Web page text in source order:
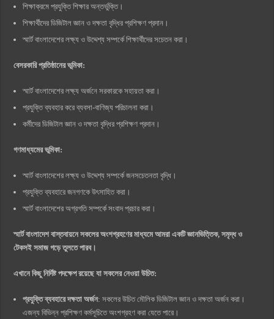
শিক্ষাক্রমে প্রযুক্তি শিক্ষার অন্তর্ভুক্তি।
শিক্ষার্থীদের ডিজিটাল জ্ঞান ও দক্ষতা বৃদ্ধির প্রশিক্ষণ প্রদান।
স্মার্ট বাংলাদেশের লক্ষ্য ও উদ্দেশ্য সম্পর্কে শিক্ষার্থীদের সচেতন করা।
বেসরকারি প্রতিষ্ঠানের ভূমিকা:
স্মার্ট বাংলাদেশের লক্ষ্য অর্জনে সরকারকে সহায়তা করা।
প্রযুক্তি ব্যবহার করে ব্যবসা-বাণিজ্য পরিচালনা করা।
কর্মীদের ডিজিটাল জ্ঞান ও দক্ষতা বৃদ্ধির প্রশিক্ষণ প্রদান।
গণমাধ্যমের ভূমিকা:
স্মার্ট বাংলাদেশের লক্ষ্য ও উদ্দেশ্য সম্পর্কে জনসচেতনতা বৃদ্ধি।
প্রযুক্তি ব্যবহারে জনগণকে উৎসাহিত করা।
স্মার্ট বাংলাদেশের অগ্রগতি সম্পর্কে সংবাদ প্রচার করা।
স্মার্ট বাংলাদেশ বাস্তবায়নে সকলের অংশগ্রহণের মাধ্যমে আমরা একটি জ্ঞানভিত্তিক, সমৃদ্ধ ও
টেকসই সমাজ গড়ে তুলতে পারব।
এখানে কিছু নির্দিষ্ট পদক্ষেপ রয়েছে যা সকলের নেওয়া উচিত:
প্রযুক্তি ব্যবহারে দক্ষতা অর্জন: সকলের উচিত মৌলিক ডিজিটাল জ্ঞান ও দক্ষতা অর্জন করা।
এজন্য বিভিন্ন প্রশিক্ষণ কর্মসূচিতে অংশগ্রহণ করা যেতে পারে।